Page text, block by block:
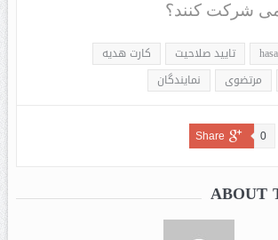
شرکت کنند؟
تایید صلاحیت
کارت هدیه
مرتضوی نمایندگان
Share 0
ABOUT